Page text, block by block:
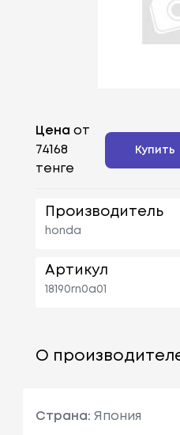
Цена от
74168
тенге
Купить
Производитель
honda
Артикул
18190rn0a01
О
Страна: Япония